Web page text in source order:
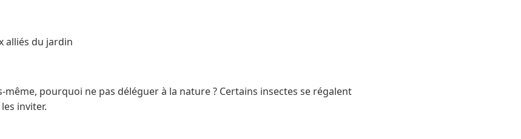
alliés du jardin
pourquoi ne pas déléguer à la nature ? Certains insectes se régalent
inviter.